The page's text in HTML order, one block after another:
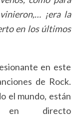
¡era la
en los últimos
en este
de Rock.
el mundo, están
en directo